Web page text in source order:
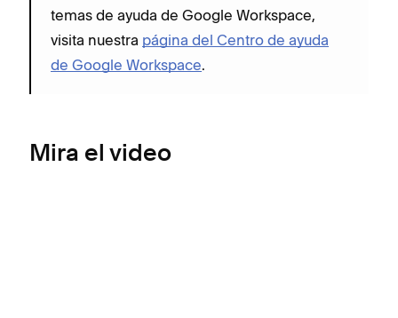
temas de ayuda de Google Workspace,
visita nuestra página del Centro de ayuda
de Google Workspace.
Mira el video